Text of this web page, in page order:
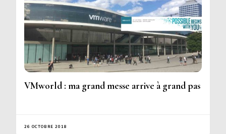
VMworld : ma grand messe arrive à grand pas
26 OCTOBRE 2018